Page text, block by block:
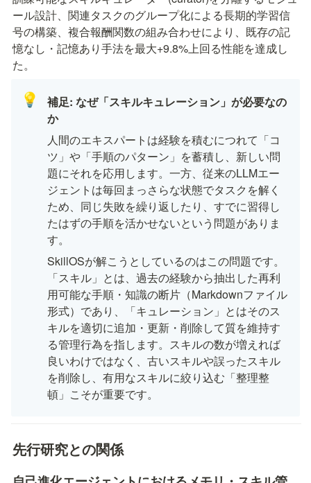
ール設計、関連タスクのグループ化による長期的学習信
号の構築、複合報酬関数の組み合わせにより、既存の記
憶なし・記憶あり手法を最大+9.8%上回る性能を達成し
た。
💡
補足: なぜ「スキルキュレーション」が必要なの
か
人間のエキスパートは経験を積むにつれて「コ
ツ」や「手順のパターン」を蓄積し、新しい問
題にそれを応用します。一方、従来のLLMエー
ジェントは毎回まっさらな状態でタスクを解く
ため、同じ失敗を繰り返したり、すでに習得し
たはずの手順を活かせないという問題がありま
す。
SkillOSが解こうとしているのはこの問題です。
「スキル」とは、過去の経験から抽出した再利
用可能な手順・知識の断片（Markdownファイル
形式）であり、「キュレーション」とはそのス
キルを適切に追加・更新・削除して質を維持す
る管理行為を指します。スキルの数が増えれば
良いわけではなく、古いスキルや誤ったスキル
を削除し、有用なスキルに絞り込む「整理整
頓」こそが重要です。
先行研究との関係